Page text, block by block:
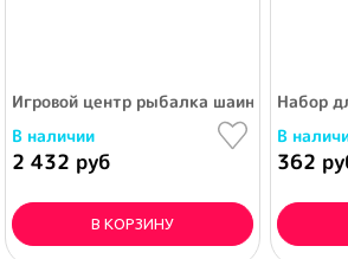
Игровой центр рыбалка шаинский
В наличии
2 432 руб
В КОРЗИНУ
Набор
В
362